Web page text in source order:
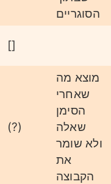
הסוגריים
[]
(?)
מוצא מה
שאחרי
הסימן
שאלה
ולא שומר
את
הקבוצה